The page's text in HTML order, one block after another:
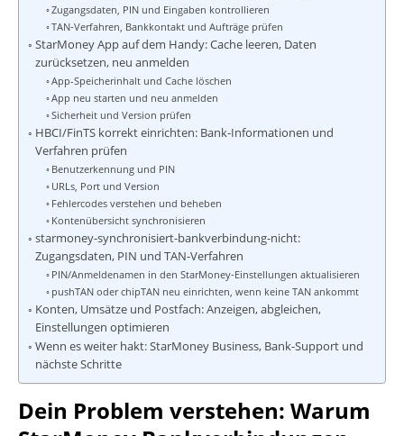
Zugangsdaten, PIN und Eingaben kontrollieren
TAN‑Verfahren, Bankkontakt und Aufträge prüfen
StarMoney App auf dem Handy: Cache leeren, Daten
zurücksetzen, neu anmelden
App-Speicherinhalt und Cache löschen
App neu starten und neu anmelden
Sicherheit und Version prüfen
HBCI/FinTS korrekt einrichten: Bank-Informationen und
Verfahren prüfen
Benutzerkennung und PIN
URLs, Port und Version
Fehlercodes verstehen und beheben
Kontenübersicht synchronisieren
starmoney-synchronisiert-bankverbindung-nicht:
Zugangsdaten, PIN und TAN-Verfahren
PIN/Anmeldenamen in den StarMoney‑Einstellungen aktualisieren
pushTAN oder chipTAN neu einrichten, wenn keine TAN ankommt
Konten, Umsätze und Postfach: Anzeigen, abgleichen,
Einstellungen optimieren
Wenn es weiter hakt: StarMoney Business, Bank-Support und
nächste Schritte
Dein Problem verstehen: Warum